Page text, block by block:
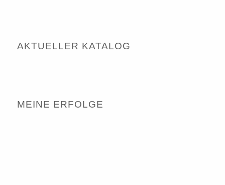
AKTUELLER KATALOG
MEINE ERFOLGE